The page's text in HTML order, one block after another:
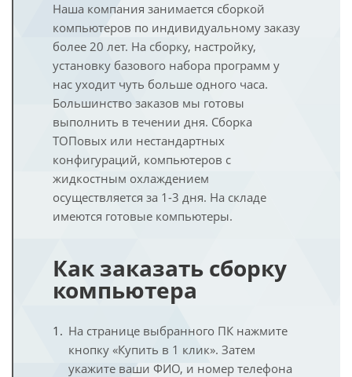
Наша компания занимается сборкой
компьютеров по индивидуальному заказу
более 20 лет. На сборку, настройку,
установку базового набора программ у
нас уходит чуть больше одного часа.
Большинство заказов мы готовы
выполнить в течении дня. Сборка
ТОПовых или нестандартных
конфигураций, компьютеров с
жидкостным охлаждением
осуществляется за 1-3 дня. На складе
имеются готовые компьютеры.
Как заказать сборку
компьютера
На странице выбранного ПК нажмите
кнопку «Купить в 1 клик». Затем
укажите ваши ФИО, и номер телефона